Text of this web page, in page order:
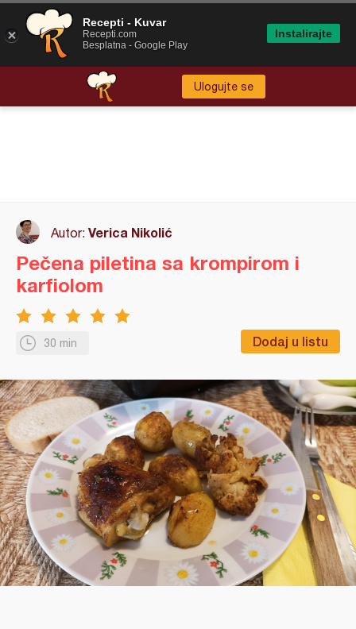
Ulogujte se
Autor: Verica Nikolić
30 min Dodaj u listu
Pečena piletina sa krompirom i
karfiolom
Recepti - Kuvar
Recepti.com
Besplatna - Google Play
Instalirajte